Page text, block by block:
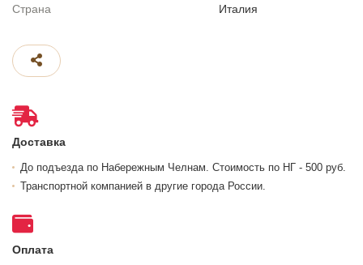
Страна Италия
Доставка
До подъезда по Набережным Челнам. Стоимость по НГ - 500 руб.
Транспортной компанией в другие города России.
Оплата